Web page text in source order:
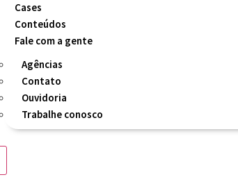
Cases
Conteúdos
Fale com a gente
Agências
Contato
Ouvidoria
Trabalhe conosco